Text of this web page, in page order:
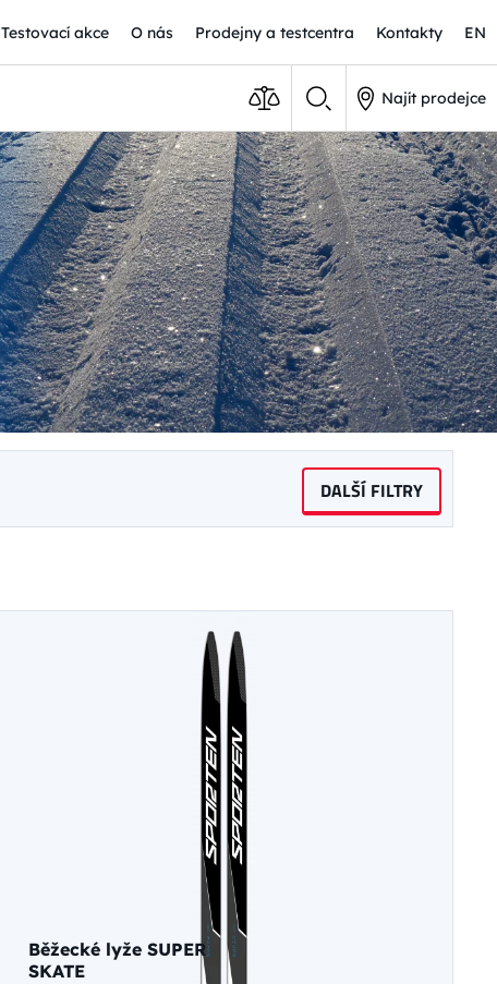
Testovací akce O nás Prodejny a testcentra Kontakty EN
Najít prodejce
DALŠÍ FILTRY
Běžecké lyže SUPER
SKATE